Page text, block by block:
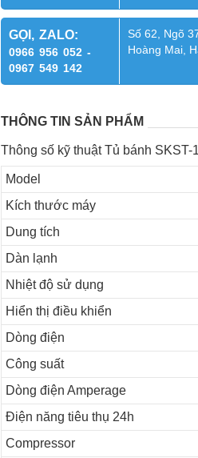
GỌI, ZALO:
0966 956 052 -
0967 549 142
Số 62, Ngõ
Hoàng Mai,
THÔNG TIN SẢN PHẨM
Thông số kỹ thuật Tủ bánh SKST-
Model
Kích thước máy
Dung tích
Dàn lạnh
Nhiệt độ sử dụng
Hiển thị điều khiển
Dòng điện
Công suất
Dòng điện Amperage
Điện năng tiêu thụ 24h
Compressor